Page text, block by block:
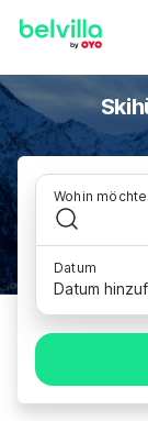
Wohin
Datum
Datum